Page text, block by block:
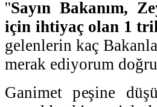
''Sayın Bakanım,
için ihtiyaç olan 1
gelenlerin kaç
merak ediyorum
Ganimet peşine